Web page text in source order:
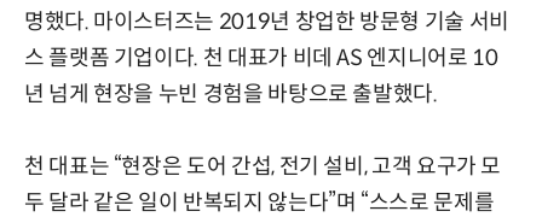
명했다. 마이스터즈는 2019년 창업한 방문형 기술 서비
스 플랫폼 기업이다. 천 대표가 비데 AS 엔지니어로 10
년 넘게 현장을 누빈 경험을 바탕으로 출발했다.
천 대표는 “현장은 도어 간섭, 전기 설비, 고객 요구가 모
두 달라 같은 일이 반복되지 않는다”며 “스스로 문제를